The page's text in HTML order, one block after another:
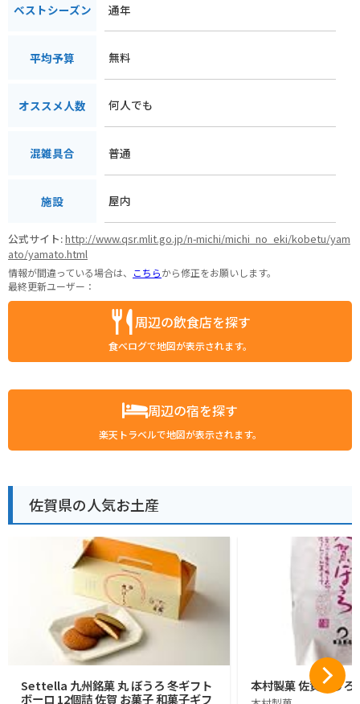
ベストシーズン 通年
平均予算 無料
オススメ人数 何人でも
混雑具合 普通
施設 屋内
公式サイト:http://www.qsr.mlit.go.jp/n-michi/michi_no_eki/kobetu/yam
ato/yamato.html
情報が間違っている場合は、 こちらから修正をお願いします。
最終更新ユーザー：
周辺の飲食店を探す
食べログで地図が表示されます。
周辺の宿を探す
楽天トラベルで地図が表示されます。
佐賀県の人気お土産
Settella 九州銘菓 丸 ぼうろ 冬ギフト
ボーロ 12個詰 佐賀 お菓子 和菓子ギフ
本村製菓 佐賀ぼうろ